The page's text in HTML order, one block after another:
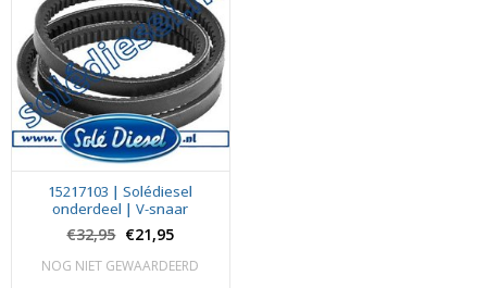
15217103 | Solédiesel
onderdeel | V-snaar
€32,95 €21,95
NOG NIET GEWAARDEERD